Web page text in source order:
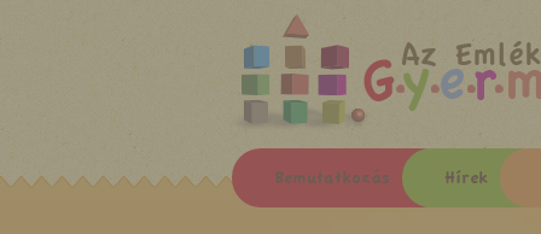
Az
Bemutatkozás Hírek